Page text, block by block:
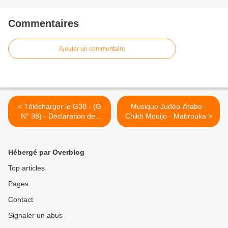
Commentaires
Ajouter un commentaire
< Télécharger le G38 - (G
N° 38) - Déclaration des
propriétés et principaux
Musique Judéo-Arabe -
Chikh Mouijo - Mabrouka >
Hébergé par Overblog
Top articles
Pages
Contact
Signaler un abus